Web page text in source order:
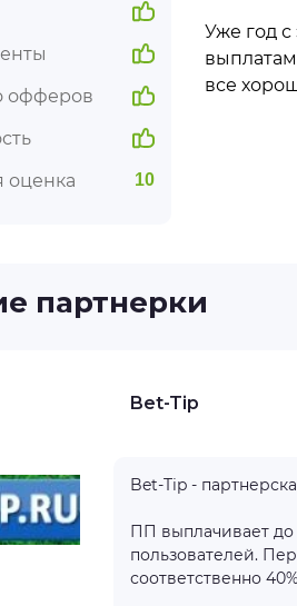
офферов
оценка
10
Уже год
все
партнерки
Bet-Tip
Bet-Tip -
ПП выплачивает до
пользователей.
соответственно